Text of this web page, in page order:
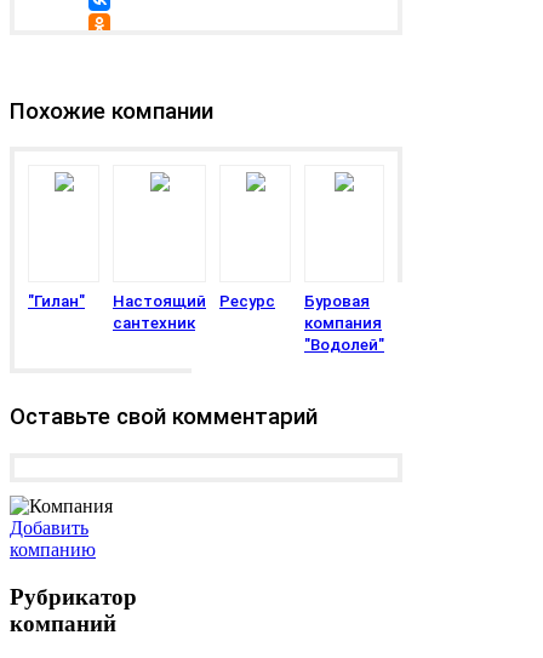
Похожие компании
"Гилан"
Настоящий
сантехник
Ресурс
Буровая
компания
"Водолей"
Оставьте свой комментарий
Добавить
компанию
Рубрикатор
компаний